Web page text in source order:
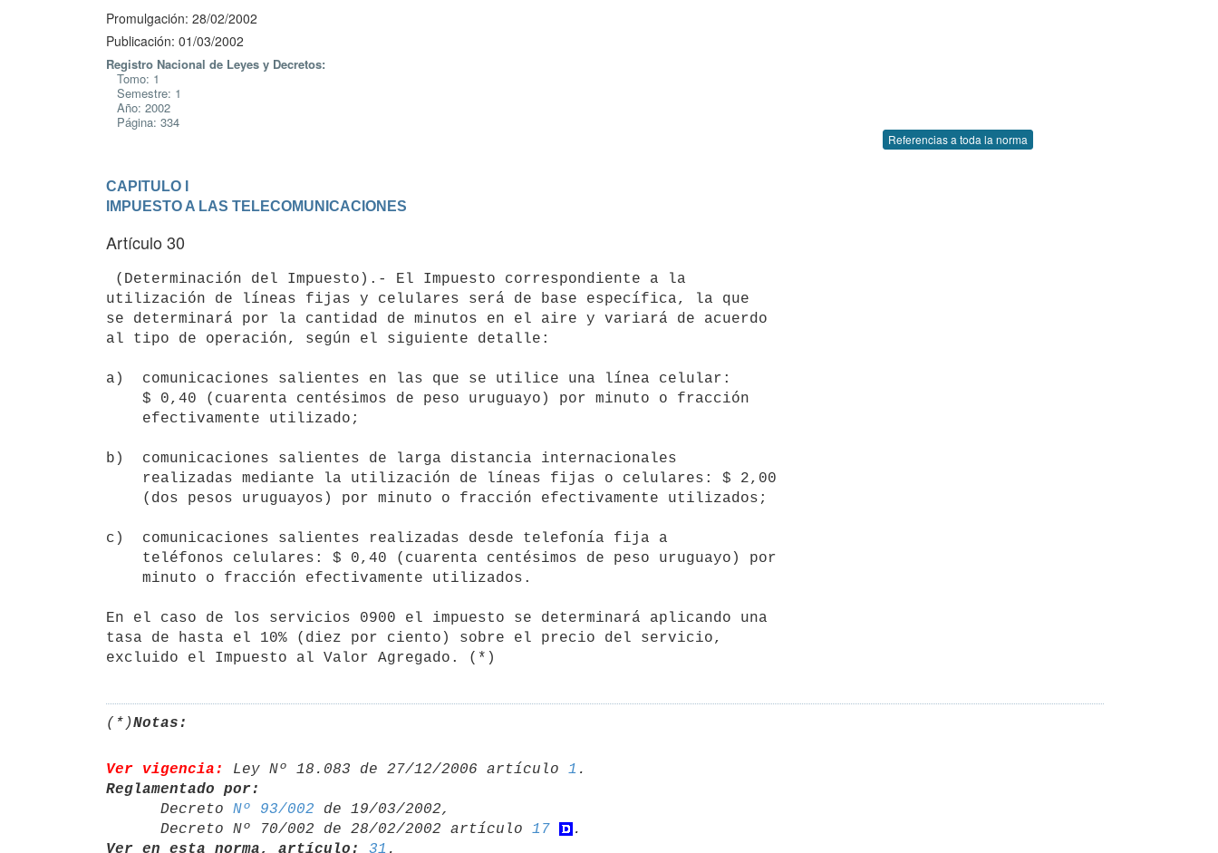
Promulgación: 28/02/2002
Publicación: 01/03/2002
Registro Nacional de Leyes y Decretos:
Tomo: 1
Semestre: 1
Año: 2002
Página: 334
Referencias a toda la norma
CAPITULO I
IMPUESTO A LAS TELECOMUNICACIONES
Artículo 30
utilización de líneas fijas y celulares será de base específica, la que
se determinará por la cantidad de minutos en el aire y variará de acuerdo
al tipo de operación, según el siguiente detalle:
a)  comunicaciones salientes en las que se utilice una línea celular:
b)  comunicaciones salientes de larga distancia internacionales
c)  comunicaciones salientes realizadas desde telefonía fija a
En el caso de los servicios 0900 el impuesto se determinará aplicando una
tasa de hasta el 10% (diez por ciento) sobre el precio del servicio,
(*)Notas:
Ver vigencia: Ley Nº 18.083 de 27/12/2006 artículo 1
Reglamentado por:
Decreto Nº 93/002 de 19/03/2002,
      Decreto Nº 70/002 de 28/02/2002 artículo
17
Ver en esta norma, artículo:
31